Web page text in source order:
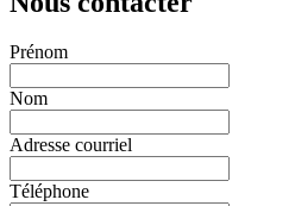
Prénom
Nom
Adresse courriel
Téléphone